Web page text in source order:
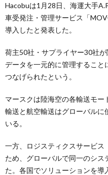
Hacobuは1月28日、海運大手
車受発注・管理サービス「
導入したと発表した。
荷主50社・サプライヤー30社
データを一元的に管理すること
つなげられたという。
マースクは陸海空の各輸送モー
輸送と航空輸送はグローバルに
いる。
一方、ロジスティクスサービス
ため、グローバルで同一のシス
た。各国でソリューションを導